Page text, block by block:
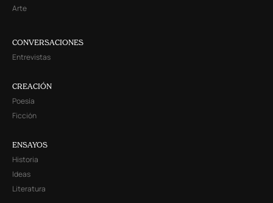
Arte
CONVERSACIONES
Entrevistas
CREACIÓN
Poesía
Ficción
ENSAYOS
Historia
Ideas
Literatura